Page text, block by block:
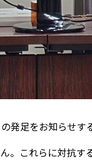
発足をお知らせす
。これらに対抗